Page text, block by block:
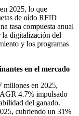
2025, lo que
de oído RFID
tasa compuesta anual
la digitalización del
y los programas
en el mercado
millones en 2025,
4.7% impulsado
del ganado.
cubriendo un 31%